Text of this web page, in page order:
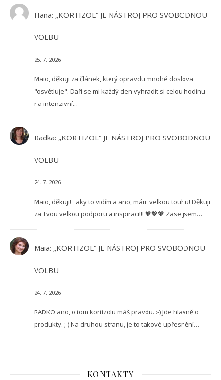
Hana: „KORTIZOL“ JE NÁSTROJ PRO SVOBODNOU
VOLBU
25. 7. 2026
Maio, děkuji za článek, který opravdu mnohé doslova
"osvětluje". Daří se mi každý den vyhradit si celou hodinu
na intenzivní…
Radka: „KORTIZOL“ JE NÁSTROJ PRO SVOBODNOU
VOLBU
24. 7. 2026
Maio, děkuji! Taky to vidím a ano, mám velkou touhu! Děkuji
za Tvou velkou podporu a inspiraci!!! 💖💖💖 Zase jsem…
Maia: „KORTIZOL“ JE NÁSTROJ PRO SVOBODNOU
VOLBU
24. 7. 2026
RADKO ano, o tom kortizolu máš pravdu. :-) Jde hlavně o
produkty. ;-) Na druhou stranu, je to takové upřesnění…
KONTAKTY